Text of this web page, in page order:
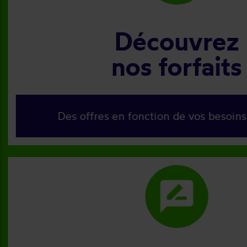
Découvrez
nos forfaits
Des offres en fonction de vos besoins
rate_review